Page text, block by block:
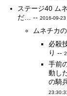
ステージ40 ム
だ… --2016-09-23
ムネチカ
必殺
り --
手前
動し
の騎